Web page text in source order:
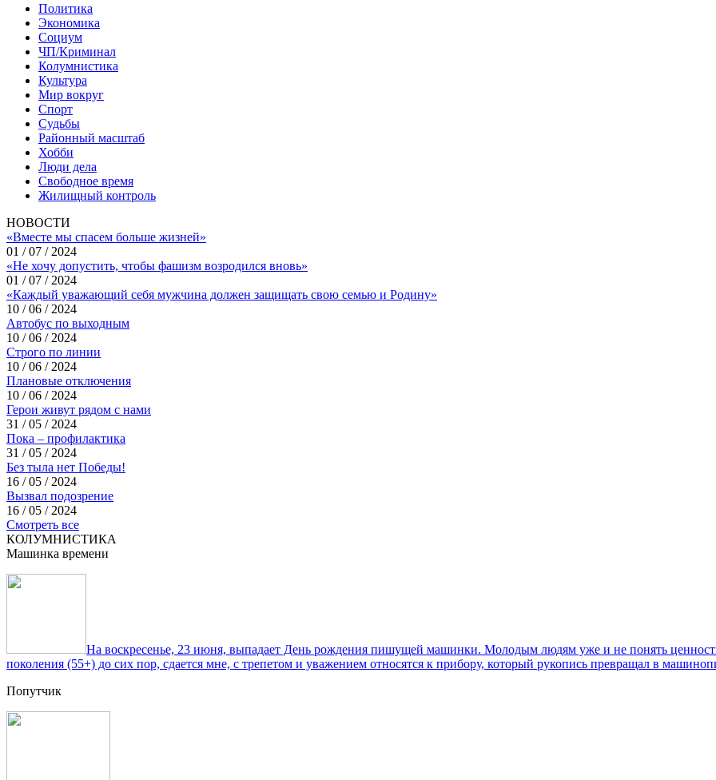
Политика
Экономика
Социум
ЧП/Криминал
Колумнистика
Культура
Мир вокруг
Спорт
Судьбы
Районный масштаб
Хобби
Люди дела
Свободное время
Жилищный контроль
НОВОСТИ
«Вместе мы спасем больше жизней»
01 / 07 / 2024
«Не хочу допустить, чтобы фашизм возродился вновь»
01 / 07 / 2024
«Каждый уважающий себя мужчина должен защищать свою семью и Родину»
10 / 06 / 2024
Автобус по выходным
10 / 06 / 2024
Строго по линии
10 / 06 / 2024
Плановые отключения
10 / 06 / 2024
Герои живут рядом с нами
31 / 05 / 2024
Пока – профилактика
31 / 05 / 2024
Без тыла нет Победы!
16 / 05 / 2024
Вызвал подозрение
16 / 05 / 2024
Смотреть все
КОЛУМНИСТИКА
Машинка времени
На воскресенье, 23 июня, выпадает День рождения пишущей машинки. Молодым людям уже и не понять
поколения (55+) до сих пор, сдается мне, с трепетом и уважением относятся к прибору, который рукопись превращал в
Попутчик